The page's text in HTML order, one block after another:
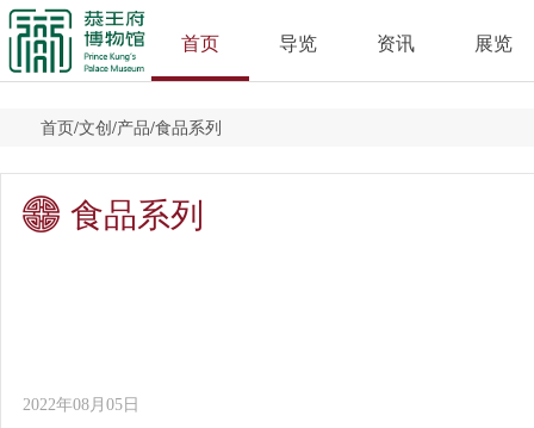
首页 导览 资讯 展览
首页/文创/产品/食品系列
食品系列
2022年08月05日